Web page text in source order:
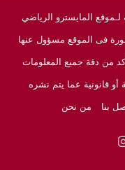
فى الموقع مسؤول عنها
من دقة جميع المعلومات
قانونية عما يتم نشره
بنا من نحن
انستقرام